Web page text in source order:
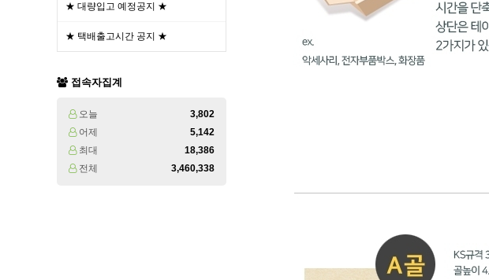
★ 대량입고 예정공지 ★
★ 택배출고시간 공지 ★
접속자집계
오늘
3,802
어제
5,142
최대
18,386
전체
3,460,338